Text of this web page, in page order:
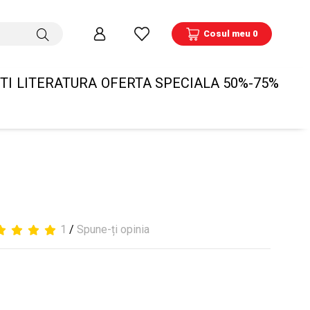
Cosul meu 0
LITERATURA OFERTA SPECIALA 50%-75%
1 / Spune-ți opinia